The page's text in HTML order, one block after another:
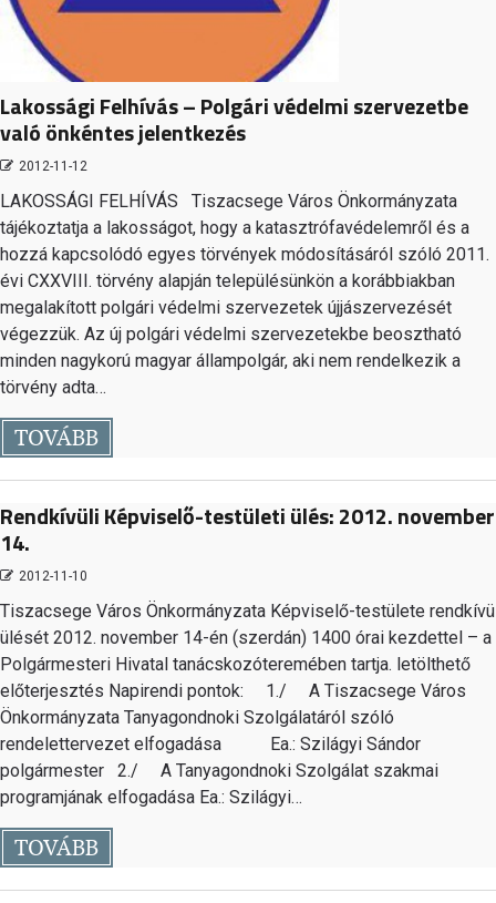
Lakossági Felhívás – Polgári védelmi szervezetbe
való önkéntes jelentkezés
2012-11-12
LAKOSSÁGI FELHÍVÁS Tiszacsege Város Önkormányzata
tájékoztatja a lakosságot, hogy a katasztrófavédelemről és a
hozzá kapcsolódó egyes törvények módosításáról szóló 2011.
évi CXXVIII. törvény alapján településünkön a korábbiakban
megalakított polgári védelmi szervezetek újjászervezését
végezzük. Az új polgári védelmi szervezetekbe beosztható
minden nagykorú magyar állampolgár, aki nem rendelkezik a
törvény adta…
TOVÁBB
Rendkívüli Képviselő-testületi ülés: 2012. november
14.
2012-11-10
Tiszacsege Város Önkormányzata Képviselő-testülete
ülését 2012. november 14-én (szerdán) 1400 órai kezdettel – a
Polgármesteri Hivatal tanácskozóteremében tartja. letölthető
előterjesztés Napirendi pontok: 1./ A Tiszacsege Város
Önkormányzata Tanyagondnoki Szolgálatáról szóló
rendelettervezet elfogadása Ea.: Szilágyi Sándor
polgármester 2./ A Tanyagondnoki Szolgálat szakmai
programjának elfogadása Ea.: Szilágyi…
TOVÁBB